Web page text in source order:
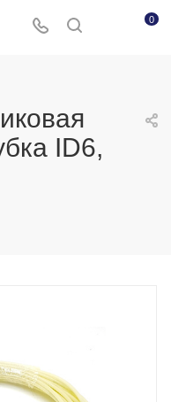
0
ID6,